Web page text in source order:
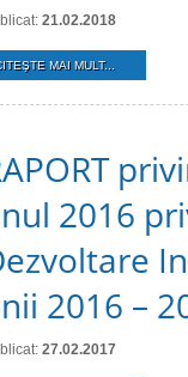
21.02.2018
MAI MULT...
2016
2016 –
27.02.2017